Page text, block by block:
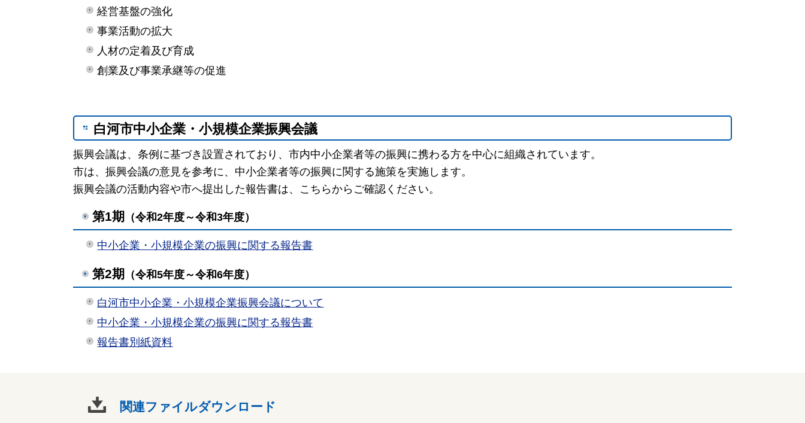
経営基盤の強化
事業活動の拡大
人材の定着及び育成
創業及び事業承継等の促進
白河市中小企業・小規模企業振興会議
振興会議は、条例に基づき設置されており、市内中小企業者等の振興に携わる方を中心に組織されています。
市は、振興会議の意見を参考に、中小企業者等の振興に関する施策を実施します。
振興会議の活動内容や市へ提出した報告書は、こちらからご確認ください。
第1期 （令和2年度～令和3年度）
中小企業・小規模企業の振興に関する報告書
第2期 （令和5年度～令和6年度）
白河市中小企業・小規模企業振興会議について
中小企業・小規模企業の振興に関する報告書
報告書別紙資料
関連ファイルダウンロード